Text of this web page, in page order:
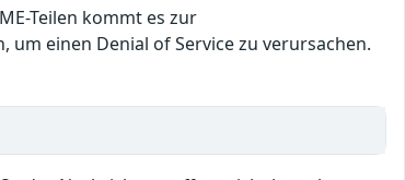
Teilen kommt es zur
einen Denial of Service zu verursachen.